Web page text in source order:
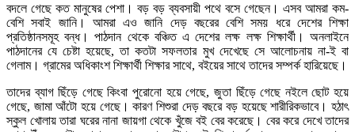
বদলে গেছে কত মানুষের পেশা। বড় বড় ব্যবসায়ী পথে বসে গেছেন। এসব আমরা কম-
বেশি সবাই জানি। আমরা এও জানি দেড় বছরের বেশি সময় ধরে দেশের শিক্ষা
প্রতিষ্ঠানসমূহ বন্ধ। পাঠদান থেকে বঞ্চিত এ দেশের লক্ষ লক্ষ শিক্ষার্থী। অনলাইনে
পাঠদানের যে চেষ্টা হয়েছে, তা কতটা সফলতার মুখ দেখেছে সে আলোচনায় না-ই বা
গেলাম। গ্রামের অধিকাংশ শিক্ষার্থী শিক্ষার সাথে, বইয়ের সাথে তাদের সম্পর্ক হারিয়েছে।
তাদের ব্যাগ ছিঁড়ে গেছে কিংবা পুরোনো হয়ে গেছে, জুতা ছিঁড়ে গেছে নইলে ছোট হয়ে
গেছে, জামা আঁটো হয়ে গেছে। কারণ শিশুরা দেড় বছরে বড় হয়েছে শারীরিকভাবে। হঠাৎ
স্কুল খোলায় তারা ঘরের নানা জায়গা থেকে খুঁজে বই বের করেছে। বের করে দেখে তাদের